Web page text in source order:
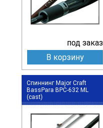
под заказ
В корзину
Спиннинг Major Craft
BassPara BPC-632 ML
(cast)